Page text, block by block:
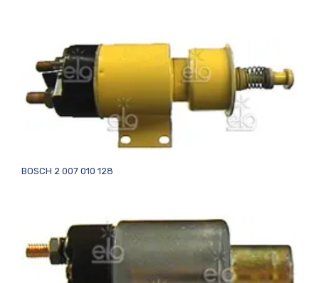
BOSCH 2 007 010 128